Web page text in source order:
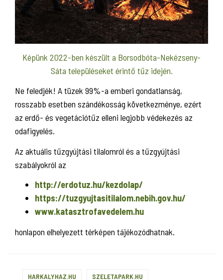
Képünk 2022-ben készült a Borsodbóta-Nekézseny-
Sáta településeket érintő tűz idején.
Ne feledjék! A tüzek 99%-a emberi gondatlanság,
rosszabb esetben szándékosság következménye, ezért
az erdő- és vegetációtűz elleni legjobb védekezés az
odafigyelés.
Az aktuális tűzgyújtási tilalomról és a tűzgyújtási
szabályokról az
http://erdotuz.hu/kezdolap/
https://tuzgyujtasitilalom.nebih.gov.hu/
www.katasztrofavedelem.hu
honlapon elhelyezett térképen tájékozódhatnak.
HARKALYHAZ.HU SZELETAPARK.HU